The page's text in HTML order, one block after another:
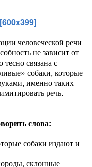
[600x399]
человеческой речи
не зависит от
связана с
собаки, которые
именно таких
речь.
слова:
собаки издают и
склонные